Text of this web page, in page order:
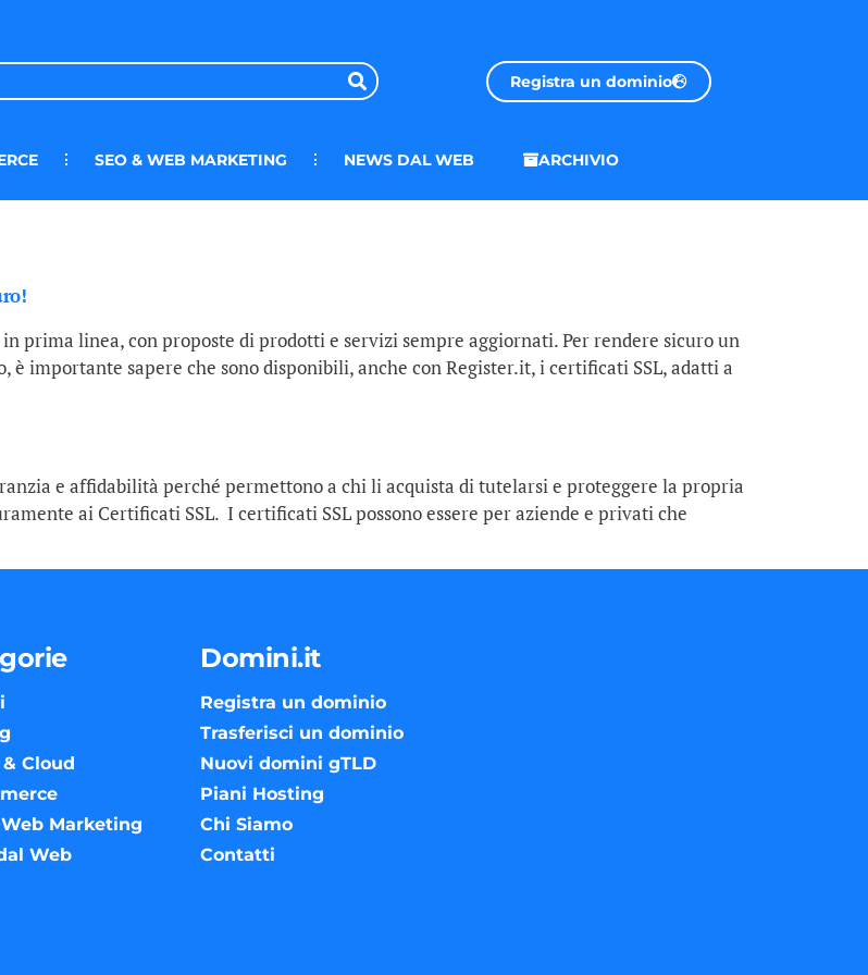
Registra un dominio
SEO & WEB MARKETING NEWS DAL WEB ARCHIVIO
prima linea, con proposte di prodotti e servizi sempre aggiornati. Per rendere sicuro un
è importante sapere che sono disponibili, anche con Register.it, i certificati SSL, adatti a
e affidabilità perché permettono a chi li acquista di tutelarsi e proteggere la propria
ai Certificati SSL. I certificati SSL possono essere per aziende e privati che
Cloud
Web Marketing
Web
Domini.it
Registra un dominio
Trasferisci un dominio
Nuovi domini gTLD
Piani Hosting
Chi Siamo
Contatti